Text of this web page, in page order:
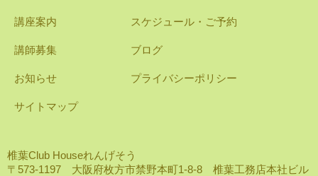
講座案内 スケジュール・ご予約
講師募集 ブログ
お知らせ プライバシーポリシー
サイトマップ
椎葉Club Houseれんげそう
〒573-1197 大阪府枚方市禁野本町1-8-8 椎葉工務店本社ビル